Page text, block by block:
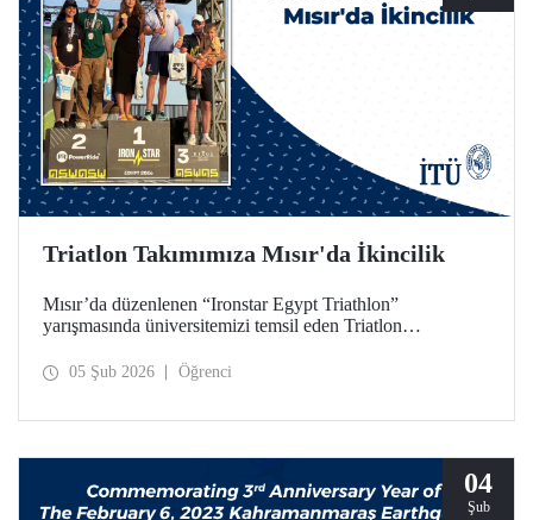
Triatlon Takımımıza Mısır'da İkincilik
Mısır’da düzenlenen “Ironstar Egypt Triathlon”
yarışmasında üniversitemizi temsil eden Triatlon
de erkeklerde ikincilik elde etti.
05 Şub 2026 Öğrenci
04
Şub